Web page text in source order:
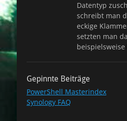
Datentyp
schreibt man
eckige
setzten man
Gepinnte Beiträge
PowerShell Masterindex
Synology FAQ